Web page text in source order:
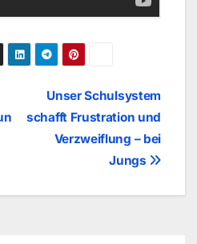
Unser Schulsystem
schafft Frustration und
Verzweiflung – bei
Jungs